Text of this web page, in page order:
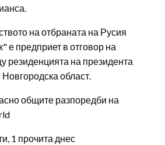
на отбраната на Русия
е предприет в отговор на
резиденцията на президента
област.
общите разпоредби на
1 прочита днес